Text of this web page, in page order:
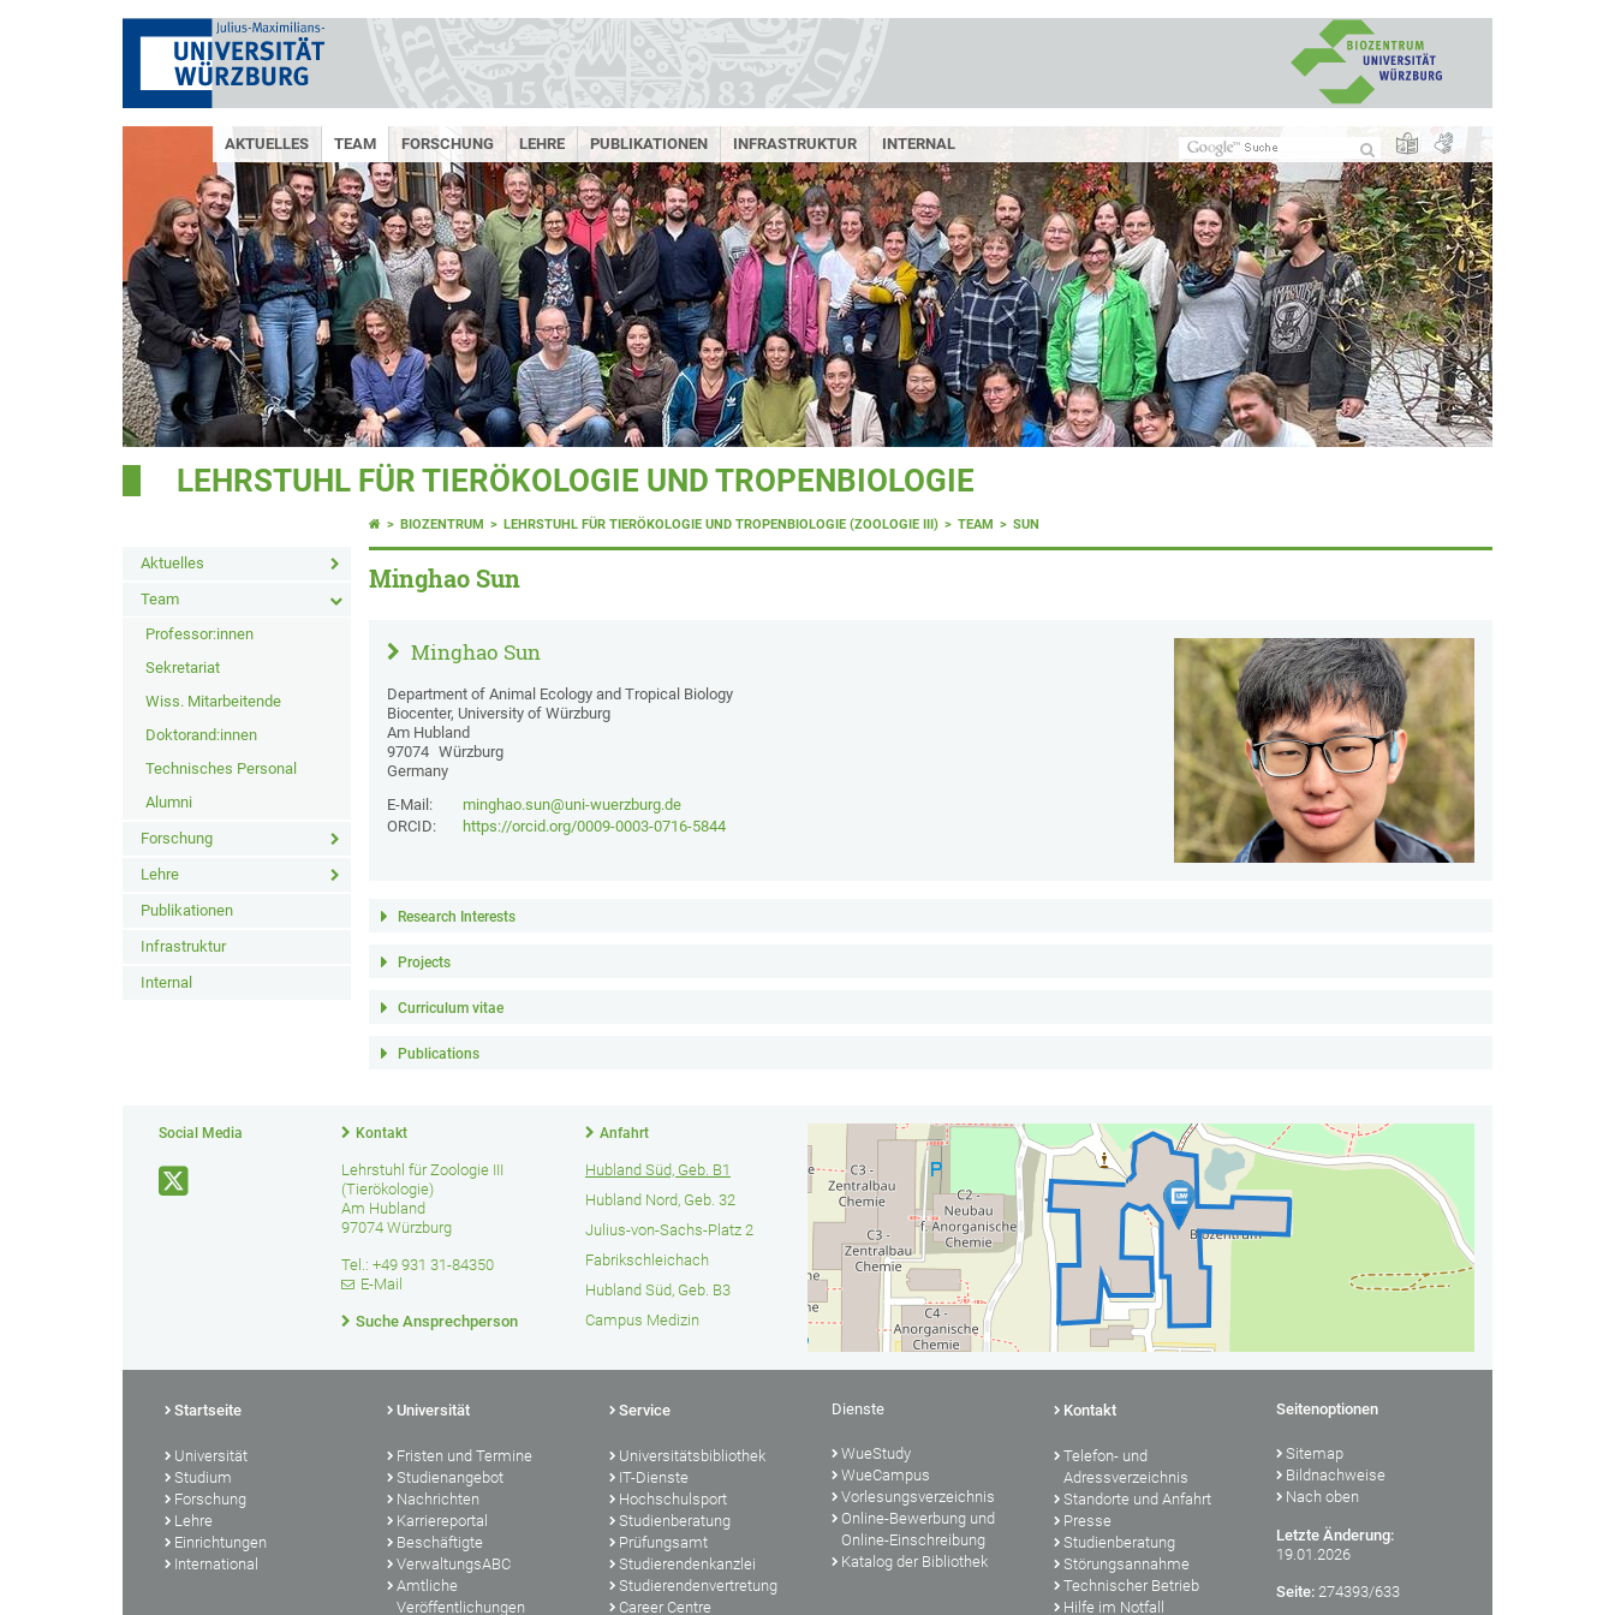
AKTUELLES TEAM FORSCHUNG LEHRE PUBLIKATIONEN INFRASTRUKTUR INTERNAL
LEHRSTUHL FÜR TIERÖKOLOGIE UND TROPENBIOLOGIE
Aktuelles
Team
Professor:innen
Sekretariat
Wiss. Mitarbeitende
Doktorand:innen
Technisches Personal
Alumni
Forschung
Lehre
Publikationen
Infrastruktur
Internal
BIOZENTRUM LEHRSTUHL FÜR TIERÖKOLOGIE UND TROPENBIOLOGIE (ZOOLOGIE III) TEAM SUN
Minghao Sun
Minghao Sun
Department of Animal Ecology and Tropical Biology
Biocenter, University of Würzburg
Am Hubland
97074 Würzburg
Germany
E-Mail:
minghao.sun@uni-wuerzburg.de
ORCID:
https://orcid.org/0009-0003-0716-5844
Research Interests
Projects
Curriculum vitae
Publications
Social Media Kontakt
Lehrstuhl für Zoologie III
(Tierökologie)
Am Hubland
97074 Würzburg
Tel.: +49 931 31-84350
E-Mail
Suche Ansprechperson
Anfahrt
Hubland Süd, Geb. B1
Hubland Nord, Geb. 32
Julius-von-Sachs-Platz 2
Fabrikschleichach
Hubland Süd, Geb. B3
Campus Medizin
Startseite
Universität
Studium
Forschung
Lehre
Einrichtungen
International
Universität
Fristen und Termine
Studienangebot
Nachrichten
Karriereportal
Beschäftigte
VerwaltungsABC
Amtliche
Veröffentlichungen
Service
Universitätsbibliothek
IT-Dienste
Hochschulsport
Studienberatung
Prüfungsamt
Studierendenkanzlei
Studierendenvertretung
Career Centre
Dienste
WueStudy
WueCampus
Vorlesungsverzeichnis
Online-Bewerbung und
Online-Einschreibung
Katalog der Bibliothek
Kontakt
Telefon- und
Adressverzeichnis
Standorte und Anfahrt
Presse
Studienberatung
Störungsannahme
Technischer Betrieb
Hilfe im Notfall
Seitenoptionen
Sitemap
Bildnachweise
Nach oben
Letzte Änderung:
19.01.2026
Seite: 274393/633